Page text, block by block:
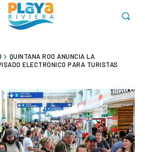
QUINTANA ROO ANUNCIA LA
ELECTRÓNICO PARA TURISTAS